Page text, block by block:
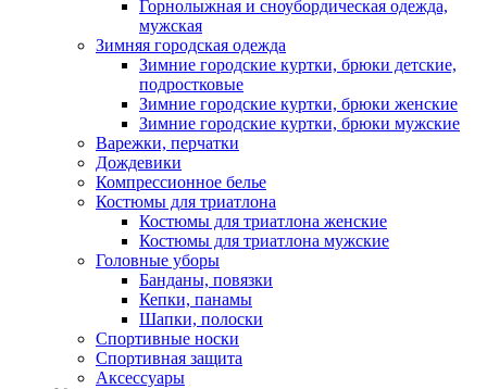
Горнолыжная и сноубордическая одежда,
мужская
Зимняя городская одежда
Зимние городские куртки, брюки детские,
подростковые
Зимние городские куртки, брюки женские
Зимние городские куртки, брюки мужские
Варежки, перчатки
Дождевики
Компрессионное белье
Костюмы для триатлона
Костюмы для триатлона женские
Костюмы для триатлона мужские
Головные уборы
Банданы, повязки
Кепки, панамы
Шапки, полоски
Спортивные носки
Спортивная защита
Аксессуары